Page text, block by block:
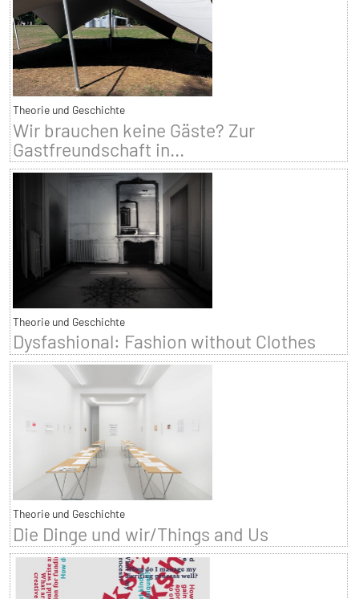
Theorie und Geschichte
Wir brauchen keine Gäste? Zur
Gastfreundschaft in...
Theorie und Geschichte
Dysfashional: Fashion without Clothes
Theorie und Geschichte
Die Dinge und wir/Things and Us